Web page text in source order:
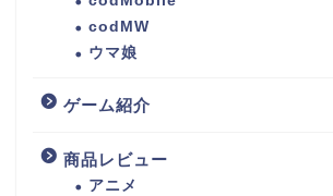
codMW
ウマ娘
ゲーム紹介
商品レビュー
アニメ